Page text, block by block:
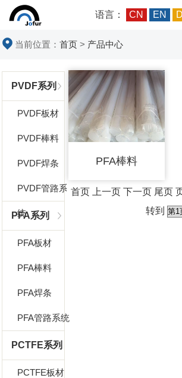
语言： CN EN
当前位置： 首页 > 产品中心
PVDF系列
PVDF板材
PVDF棒料
PVDF焊条
PVDF管路系
统
PFA系列
PFA板材
PFA棒料
PFA焊条
PFA管路系统
PCTFE系列
PCTFE板材
PFA棒料
首页 上一页 下一页 尾页
转到